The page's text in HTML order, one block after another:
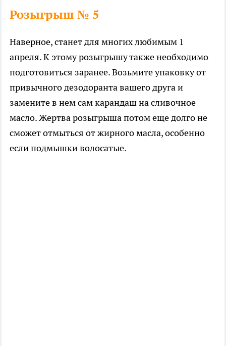
Розыгрыш № 5
Наверное, станет для многих любимым 1
апреля. К этому розыгрышу также необходимо
подготовиться заранее. Возьмите упаковку от
привычного дезодоранта вашего друга и
замените в нем сам карандаш на сливочное
масло. Жертва розыгрыша потом еще долго не
сможет отмыться от жирного масла, особенно
если подмышки волосатые.